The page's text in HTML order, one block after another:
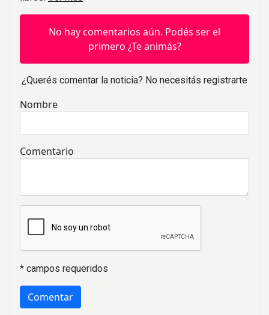
No hay comentarios aún. Podés ser el
primero ¿Te animás?
¿Querés comentar la noticia? No necesitás registrarte
Nombre
Comentario
* campos requeridos